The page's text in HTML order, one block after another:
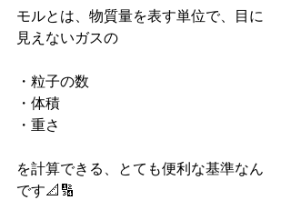
モルとは、物質量を表す単位で、目に
見えないガスの
・粒子の数
・体積
・重さ
を計算できる、とても便利な基準なん
です📐🔢